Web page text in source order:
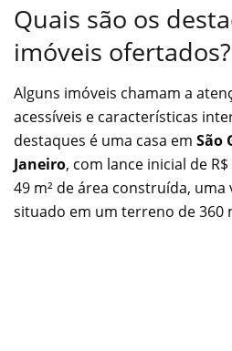
Quais são os
imóveis ofertados?
Alguns imóveis chamam a
acessíveis e características
destaques é uma casa em São
Janeiro, com lance inicial de
49 m² de área construída, uma
situado em um terreno de 360